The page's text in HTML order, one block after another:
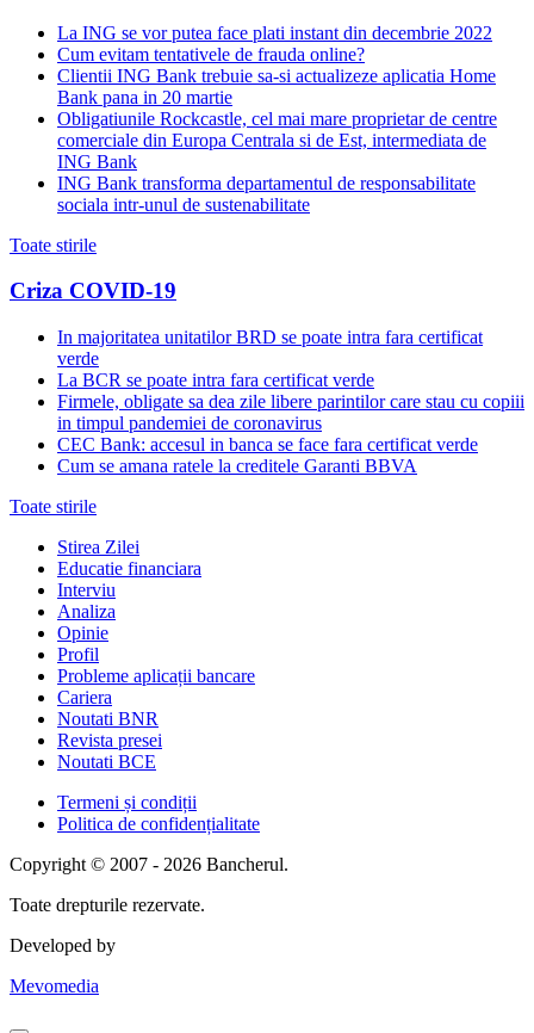
La ING se vor putea face plati instant din decembrie 2022
Cum evitam tentativele de frauda online?
Clientii ING Bank trebuie sa-si actualizeze aplicatia Home
Bank pana in 20 martie
Obligatiunile Rockcastle, cel mai mare proprietar de centre
comerciale din Europa Centrala si de Est, intermediata de
ING Bank
ING Bank transforma departamentul de responsabilitate
sociala intr-unul de sustenabilitate
Toate stirile
Criza COVID-19
In majoritatea unitatilor BRD se poate intra fara certificat
verde
La BCR se poate intra fara certificat verde
Firmele, obligate sa dea zile libere parintilor care stau cu copiii
in timpul pandemiei de coronavirus
CEC Bank: accesul in banca se face fara certificat verde
Cum se amana ratele la creditele Garanti BBVA
Toate stirile
Stirea Zilei
Educatie financiara
Interviu
Analiza
Opinie
Profil
Probleme aplicații bancare
Cariera
Noutati BNR
Revista presei
Noutati BCE
Termeni și condiții
Politica de confidențialitate
Copyright © 2007 - 2026 Bancherul.
Toate drepturile rezervate.
Developed by
Mevomedia